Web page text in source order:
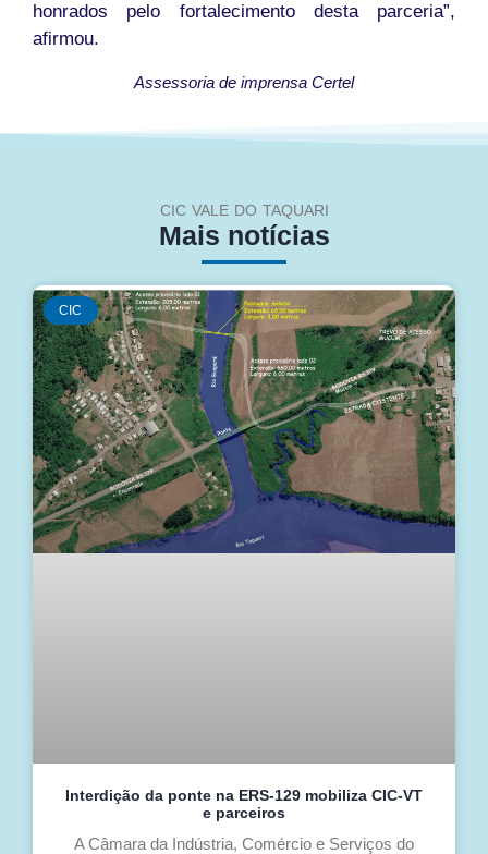
honrados pelo fortalecimento desta parceria”,
afirmou.
Assessoria de imprensa Certel
CIC VALE DO TAQUARI
Mais notícias
CIC
Interdição da ponte na ERS-129 mobiliza CIC-VT
e parceiros
A Câmara da Indústria, Comércio e Serviços do